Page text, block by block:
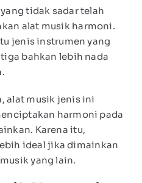
tidak sadar telah
alat musik harmoni.
jenis instrumen yang
bahkan lebih nada
alat musik jenis ini
harmoni pada
Karena itu,
ideal jika dimainkan
yang lain.